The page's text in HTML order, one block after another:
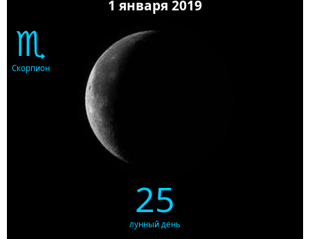
1 января 2019
♏
Скорпион
25
лунный день